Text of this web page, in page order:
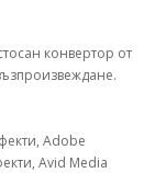
конвертор от
Adobe
Avid Media